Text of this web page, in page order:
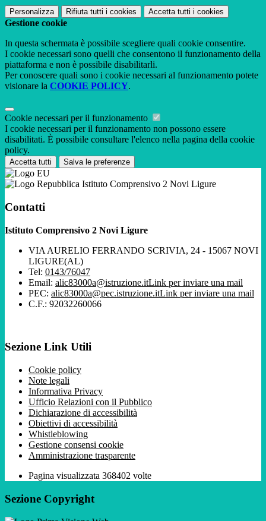
Personalizza Rifiuta tutti i cookies Accetta tutti i cookies
Gestione cookie
In questa schermata è possibile scegliere quali cookie consentire.
I cookie necessari sono quelli che consentono il funzionamento della
piattaforma e non è possibile disabilitarli.
Per conoscere quali sono i cookie necessari al funzionamento potete
visionare la COOKIE POLICY.
Cookie necessari per il funzionamento
I cookie necessari per il funzionamento non possono essere
disabilitati. È possibile consultare l'elenco nella pagina della cookie
policy.
Accetta tutti Salva le preferenze
Istituto Comprensivo 2 Novi Ligure
Contatti
Istituto Comprensivo 2 Novi Ligure
VIA AURELIO FERRANDO SCRIVIA, 24 - 15067 NOVI
LIGURE(AL)
Tel: 0143/76047
Email: alic83000a@istruzione.itLink per inviare una mail
PEC: alic83000a@pec.istruzione.itLink per inviare una mail
C.F.: 92032260066
Sezione Link Utili
Cookie policy
Note legali
Informativa Privacy
Ufficio Relazioni con il Pubblico
Dichiarazione di accessibilità
Obiettivi di accessibilità
Whistleblowing
Gestione consensi cookie
Amministrazione trasparente
Pagina visualizzata 368402 volte
Sezione Copyright